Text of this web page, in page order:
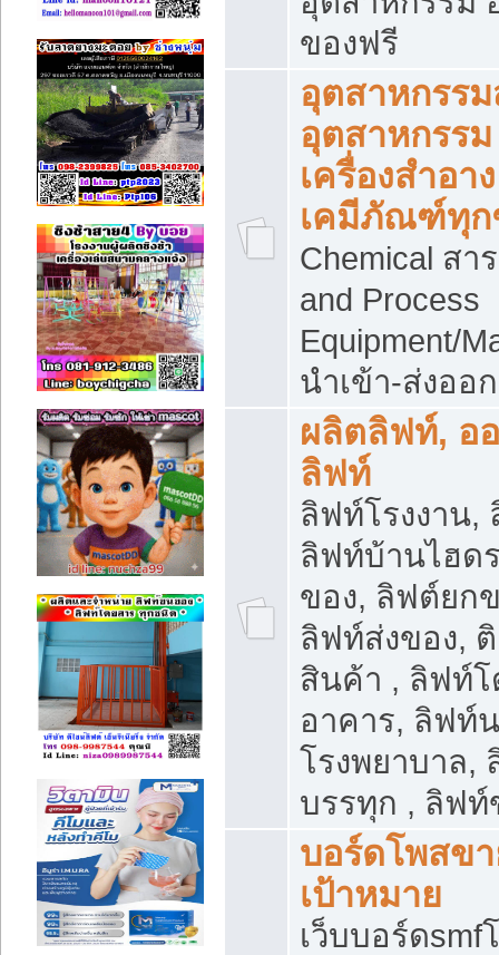
ของฟรี
อุตสาหกรรม
อุตสาหกรรม
เครื่องสำอา
เคมีภัณฑ์ทุ
Chemical สา
and Process
Equipment/
นำเข้า-ส่งอ
ผลิตลิฟท์, อ
ลิฟท์
ลิฟท์โรงงาน
ลิฟท์บ้านไฮด
ของ, ลิฟต์ยก
ลิฟท์ส่งของ,
สินค้า , ลิฟท์
อาคาร, ลิฟท์
โรงพยาบาล,
บรรทุก , ลิฟท์
บอร์ดโพสข
เป้าหมาย
เว็บบอร์ดsmf